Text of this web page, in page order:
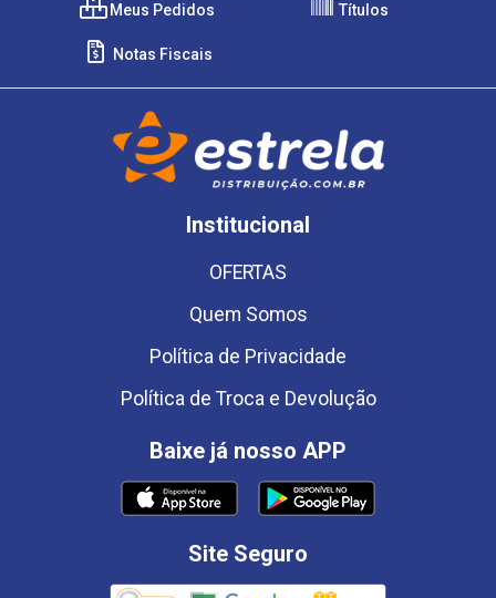
Meus Pedidos Títulos
Notas Fiscais
Institucional
OFERTAS
Quem Somos
Política de Privacidade
Política de Troca e Devolução
Baixe já nosso APP
Site Seguro